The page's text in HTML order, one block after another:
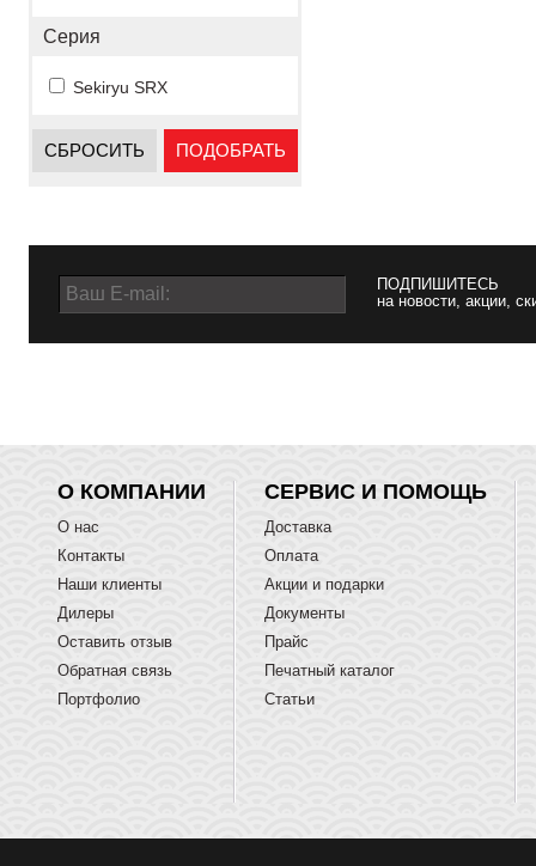
Серия
Sekiryu SRX
СБРОСИТЬ ПОДОБРАТЬ
ПОДПИШИТЕСЬ
на новости, акции,
О КОМПАНИИ
О нас
Контакты
Наши клиенты
Дилеры
Оставить отзыв
Обратная связь
Портфолио
СЕРВИС И ПОМОЩЬ
Доставка
Оплата
Акции и подарки
Документы
Прайс
Печатный каталог
Статьи